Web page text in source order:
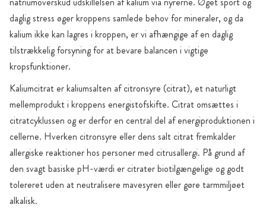
daglig stress øger kroppens samlede behov for mineraler, og da
kalium ikke kan lagres i kroppen, er vi afhængige af en daglig
tilstrækkelig forsyning for at bevare balancen i vigtige
kropsfunktioner.
Kaliumcitrat er kaliumsalten af citronsyre (citrat), et naturligt
mellemprodukt i kroppens energistofskifte. Citrat omsættes i
citratcyklussen og er derfor en central del af energiproduktionen i
cellerne. Hverken citronsyre eller dens salt citrat fremkalder
allergiske reaktioner hos personer med citrusallergi. På grund af
den svagt basiske pH-værdi er citrater biotilgængelige og godt
tolereret uden at neutralisere mavesyren eller gøre tarmmiljøet
alkalisk.